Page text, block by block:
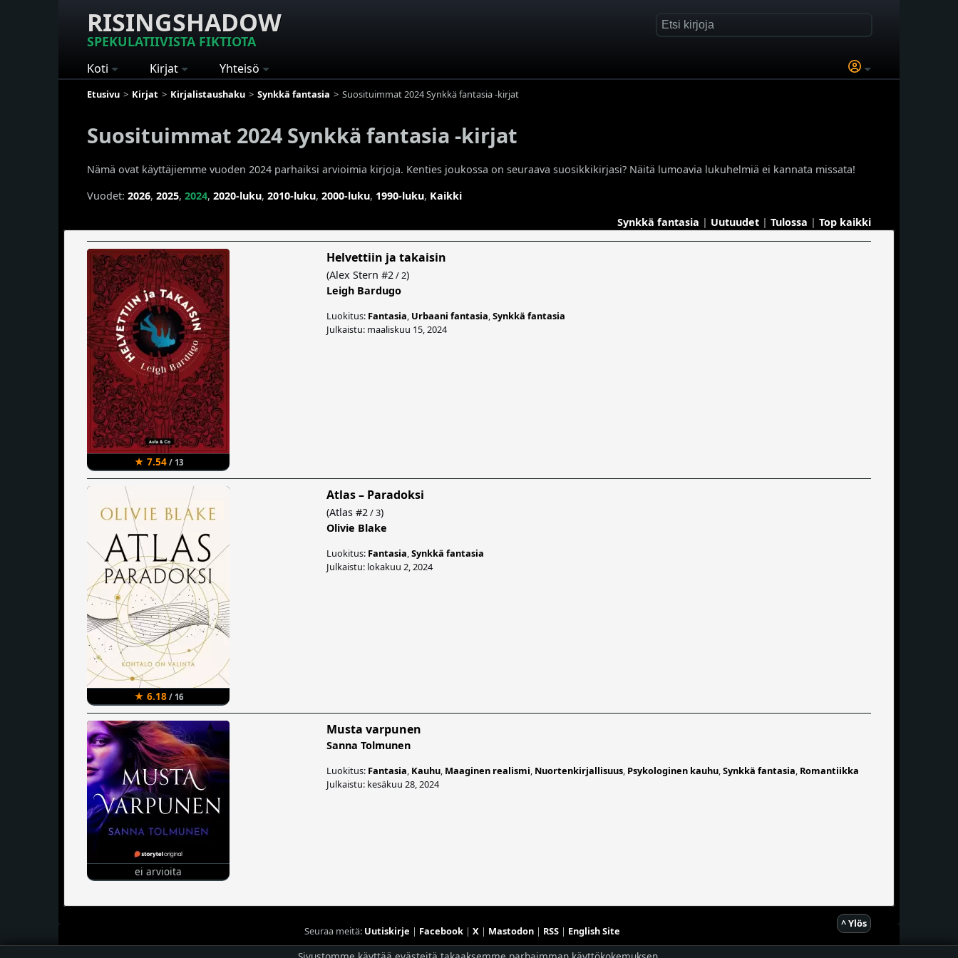
RISINGSHADOW
SPEKULATIIVISTA FIKTIOTA
Koti Kirjat Yhteisö
Etusivu Kirjat Kirjalistaushaku Synkkä fantasia Suosituimmat 2024 Synkkä fantasia -kirjat
Suosituimmat 2024 Synkkä fantasia -kirjat
Nämä ovat käyttäjiemme vuoden 2024 parhaiksi arvioimia kirjoja. Kenties joukossa on seuraava suosikkikirjasi? Näitä lumoavia lukuhelmiä ei kannata missata!
Vuodet: 2026, 2025, 2024, 2020-luku, 2010-luku, 2000-luku, 1990-luku, Kaikki
Synkkä fantasia | Uutuudet | Tulossa | Top kaikki
★ 7.54/ 13
Helvettiin ja takaisin
(Alex Stern #2 / 2)
Leigh Bardugo
Luokitus: Fantasia, Urbaani fantasia,Synkkä fantasia
Julkaistu: maaliskuu 15, 2024
★ 6.18/ 16
Atlas – Paradoksi
(Atlas #2 / 3)
Olivie Blake
Luokitus: Fantasia,Synkkä fantasia
Julkaistu: lokakuu 2, 2024
ei arvioita
Musta varpunen
Sanna Tolmunen
Luokitus: Fantasia, Kauhu, Maaginen realismi, Nuortenkirjallisuus, Psykologinen kauhu,Synkkä fantasia, Romantiikka
Julkaistu: kesäkuu 28, 2024
^ Ylös
Seuraa meitä: Uutiskirje | Facebook| X| Mastodon| RSS| English Site